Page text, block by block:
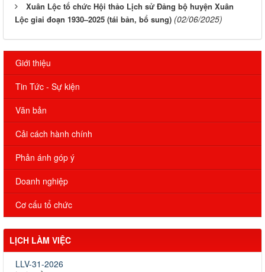
Xuân Lộc tổ chức Hội thảo Lịch sử Đảng bộ huyện Xuân
Lộc giai đoạn 1930–2025 (tái bản, bổ sung) (02/06/2025)
Giới thiệu
Tin Tức - Sự kiện
Văn bản
Cải cách hành chính
Phản ánh góp ý
Doanh nghiệp
Cơ cấu tổ chức
LỊCH LÀM VIỆC
LLV-31-2026